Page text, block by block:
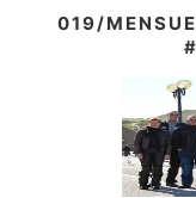
019/